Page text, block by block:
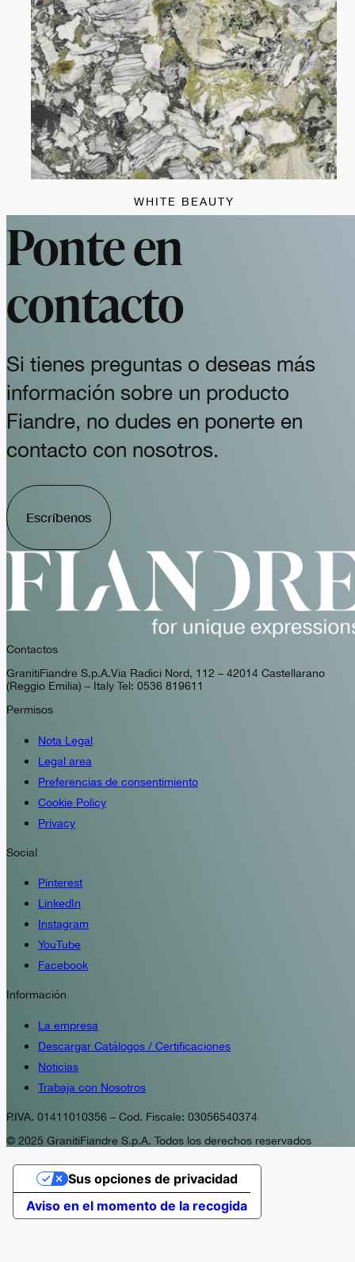
WHITE BEAUTY
Ponte en
contacto
Si tienes preguntas o deseas más
información sobre un producto
Fiandre, no dudes en ponerte en
contacto con nosotros.
Escríbenos
Contactos
GranitiFiandre S.p.A. Via Radici Nord, 112 – 42014 Castellarano
(Reggio Emilia) – Italy Tel: 0536 819611
Permisos
Nota Legal
Legal area
Preferencias de consentimiento
Cookie Policy
Privacy
Social
Pinterest
LinkedIn
Instagram
YouTube
Facebook
Información
La empresa
Descargar Catálogos / Certificaciones
Noticias
Trabaja con Nosotros
P.IVA. 01411010356 – Cod. Fiscale: 03056540374
© 2025 GranitiFiandre S.p.A. Todos los derechos reservados
Aviso en el momento de la recogida
Sus opciones de privacidad